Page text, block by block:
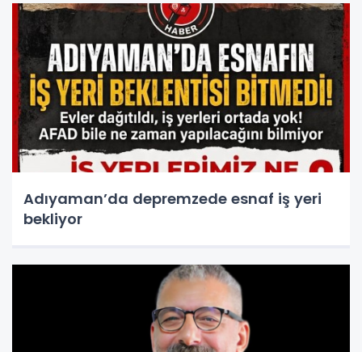
Adıyaman’da depremzede esnaf iş yeri
bekliyor